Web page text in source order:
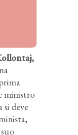
ministro
deve